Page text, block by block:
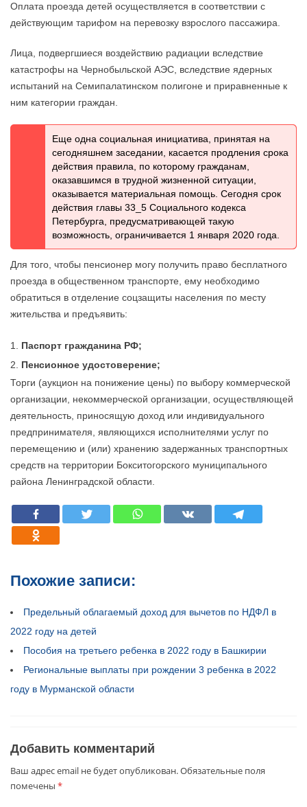
Оплата проезда детей осуществляется в соответствии с
действующим тарифом на перевозку взрослого пассажира.
Лица, подвергшиеся воздействию радиации вследствие
катастрофы на Чернобыльской АЭС, вследствие ядерных
испытаний на Семипалатинском полигоне и приравненные к
ним категории граждан.
Еще одна социальная инициатива, принятая на
сегодняшнем заседании, касается продления срока
действия правила, по которому гражданам,
оказавшимся в трудной жизненной ситуации,
оказывается материальная помощь. Сегодня срок
действия главы 33_5 Социального кодекса
Петербурга, предусматривающей такую
возможность, ограничивается 1 января 2020 года.
Для того, чтобы пенсионер могу получить право бесплатного
проезда в общественном транспорте, ему необходимо
обратиться в отделение соцзащиты населения по месту
жительства и предъявить:
Паспорт гражданина РФ;
Пенсионное удостоверение;
Торги (аукцион на понижение цены) по выбору коммерческой
организации, некоммерческой организации, осуществляющей
деятельность, приносящую доход или индивидуального
предпринимателя, являющихся исполнителями услуг по
перемещению и (или) хранению задержанных транспортных
средств на территории Бокситогорского муниципального
района Ленинградской области.
Похожие записи:
Предельный облагаемый доход для вычетов по НДФЛ в
2022 году на детей
Пособия на третьего ребенка в 2022 году в Башкирии
Региональные выплаты при рождении 3 ребенка в 2022
году в Мурманской области
Добавить комментарий
Ваш адрес email не будет опубликован.Обязательные поля
помечены *